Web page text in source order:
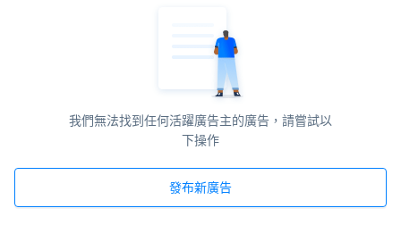
我們無法找到任何活躍廣告主的廣告，請嘗試以
下操作
發布新廣告